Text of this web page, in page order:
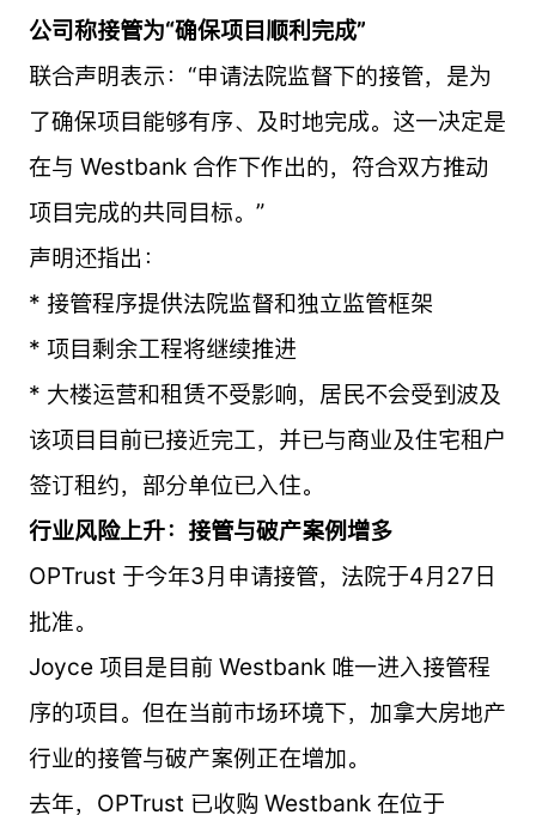
公司称接管为“确保项目顺利完成”
联合声明表示：“申请法院监督下的接管，是为
了确保项目能够有序、及时地完成。这一决定是
在与 Westbank 合作下作出的，符合双方推动
项目完成的共同目标。”
声明还指出：
* 接管程序提供法院监督和独立监管框架
* 项目剩余工程将继续推进
* 大楼运营和租赁不受影响，居民不会受到波及
该项目目前已接近完工，并已与商业及住宅租户
签订租约，部分单位已入住。
行业风险上升：接管与破产案例增多
OPTrust 于今年3月申请接管，法院于4月27日
批准。
Joyce 项目是目前 Westbank 唯一进入接管程
序的项目。但在当前市场环境下，加拿大房地产
行业的接管与破产案例正在增加。
去年，OPTrust 已收购 Westbank 在位于